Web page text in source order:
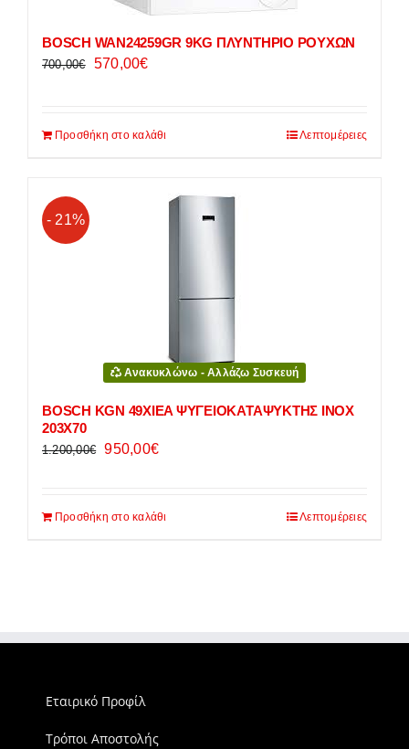
BOSCH WAN24259GR 9KG ΠΛΥΝΤΗΡΙΟ ΡΟΥΧΩΝ
700,00€
Original
700,00€.
570,00€Η
είναι:
Προσθήκη στο καλάθι Λεπτομέρειες
Ανακυκλώνω - Αλλάζω Συσκευή
- 21%
BOSCH KGN 49XIEA ΨΥΓΕΙΟΚΑΤΑΨΥΚΤΗΣ INOX
203Χ70
1.200,00€ Original
1.200,00€.
950,00€Η
είναι:
Προσθήκη στο καλάθι Λεπτομέρειες
Εταιρικό Προφίλ
Τρόποι Αποστολής